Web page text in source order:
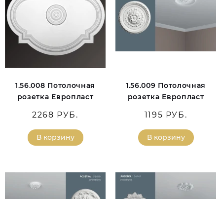
1.56.008 Потолочная
розетка Европласт
2268 РУБ.
В корзину
1.56.009 Потолочная
розетка Европласт
1195 РУБ.
В корзину